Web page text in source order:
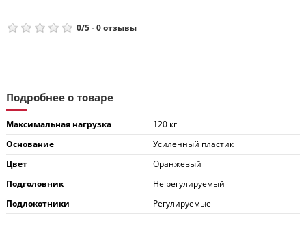
0/5-0отзывы
Подробнее о товаре
Максимальная нагрузка
120 кг
Основание
Усиленный пластик
Цвет
Оранжевый
Подголовник
Не регулируемый
Подлокотники
Регулируемые